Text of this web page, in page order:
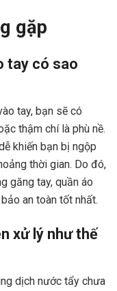
gặp
tay có sao
tay, bạn sẽ có
thậm chí là phù nề.
khiến bạn bị ngộp
thời gian. Do đó,
găng tay, quần áo
an toàn tốt nhất.
xử lý như thế
dịch nước tẩy chưa